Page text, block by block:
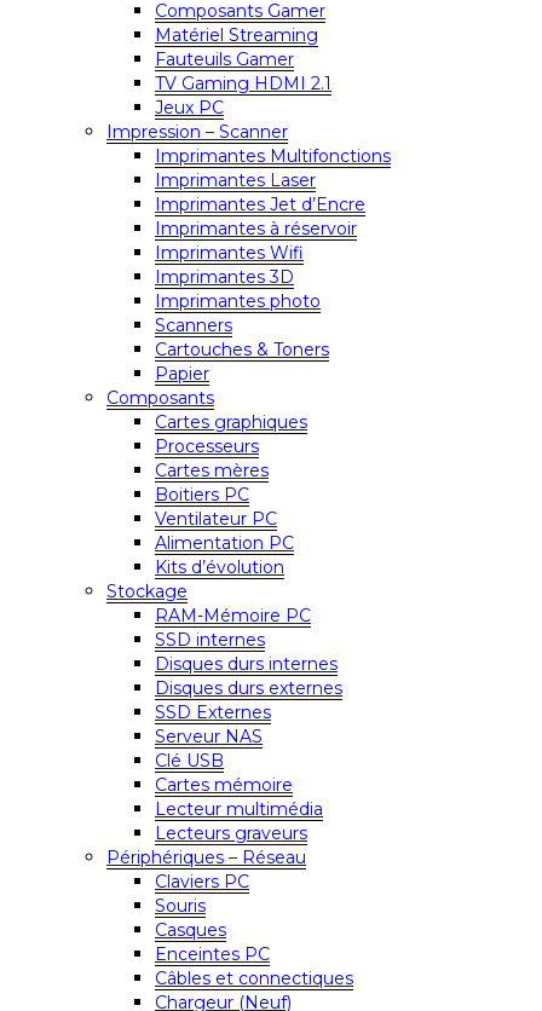
Composants Gamer
Matériel Streaming
Fauteuils Gamer
TV Gaming HDMI 2.1
Jeux PC
Impression – Scanner
Imprimantes Multifonctions
Imprimantes Laser
Imprimantes Jet d’Encre
Imprimantes à réservoir
Imprimantes Wifi
Imprimantes 3D
Imprimantes photo
Scanners
Cartouches & Toners
Papier
Composants
Cartes graphiques
Processeurs
Cartes mères
Boitiers PC
Ventilateur PC
Alimentation PC
Kits d’évolution
Stockage
RAM-Mémoire PC
SSD internes
Disques durs internes
Disques durs externes
SSD Externes
Serveur NAS
Clé USB
Cartes mémoire
Lecteur multimédia
Lecteurs graveurs
Périphériques – Réseau
Claviers PC
Souris
Casques
Enceintes PC
Câbles et connectiques
Chargeur (Neuf)